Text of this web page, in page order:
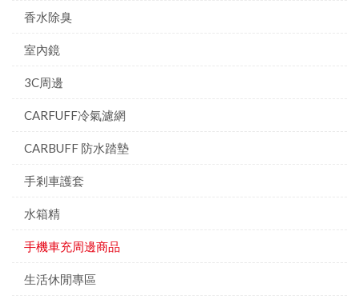
香水除臭
室內鏡
3C周邊
CARFUFF冷氣濾網
CARBUFF 防水踏墊
手剎車護套
水箱精
手機車充周邊商品
生活休閒專區